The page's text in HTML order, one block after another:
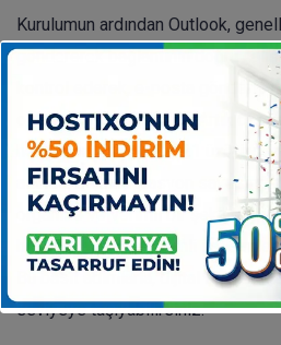
Kurulumun ardından Outlook,
göndererek bağlantının doğru
kontrol ederek, e-posta gönderip
olduğunu görebilirsiniz. Artık
hesabınız, Outlook 2021
altında. Bu entegrasyon
organize ve verimli bir şekilde
hızlandırabilir ve önemli
Bu basit adımlarla, dijital iletişim
seviyeye taşıyabilirsiniz.